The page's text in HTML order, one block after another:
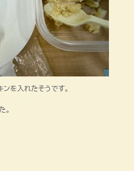
ンを入れたそうです。
。